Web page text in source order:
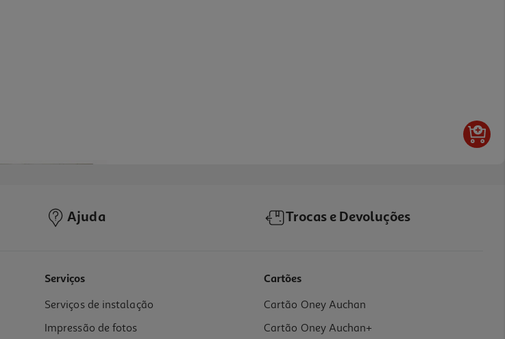
Ajuda Trocas e Devoluções
Serviços
Serviços de instalação
Impressão de fotos
Cartões
Cartão Oney Auchan
Cartão Oney Auchan+